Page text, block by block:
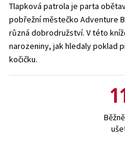
Tlapková patrola je parta
pobřežní městečko Adventure
různá dobrodružství. V této
narozeniny, jak hledaly poklad
kočičku.
Běžně